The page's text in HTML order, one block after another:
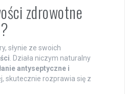
zdrowotne
słynie ze swoich
. Działa niczym naturalny
antyseptyczne i
skutecznie rozprawia się z